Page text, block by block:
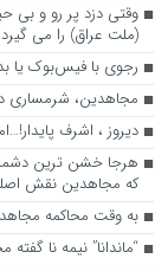
وقتی دزد پر رو و بی
(ملت عراق) را می گیرد
رجوی با فیس‌بوک یا
مجاهدین، شرم‎ساری در نروژ، باخت در فرانسه
ديروز ، اشرف
که مجاهدین نقش
به وقت محاکمه
“ماندانا” نیمه نا